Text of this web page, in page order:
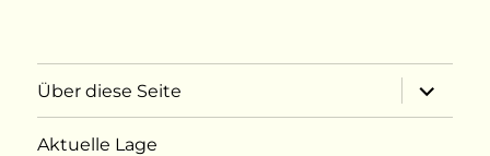
Über diese Seite
öffnen
Aktuelle Lage